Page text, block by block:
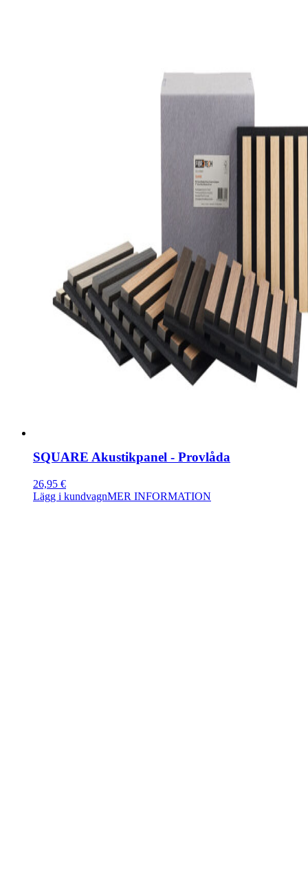
SQUARE Akustikpanel - Provlåda
26,95 €
Lägg i kundvagnMER INFORMATION